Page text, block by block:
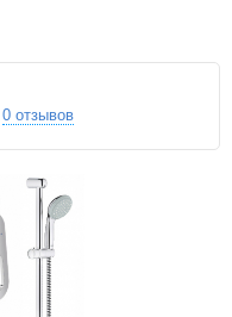
0 отзывов